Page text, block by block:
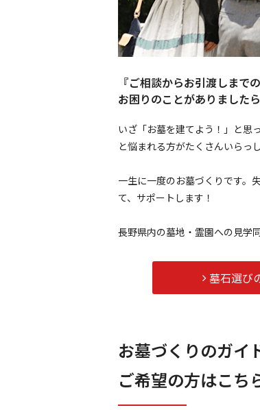
『ご相談からお引渡しまで
お困りのことがありました
いざ「お墓を建てよう！」と思
と悩まれる方がたくさんいらっ
一生に一度のお墓づくりです。
て、サポートします！
長野県内の墓地・霊園への見学
墓石選び
お墓づくりのガイ
ご希望の方はこち